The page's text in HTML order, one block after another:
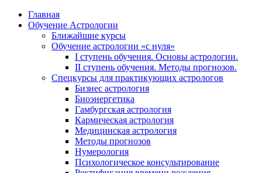
Главная
Обучение Астрологии
Ближайшие курсы
Обучение астрологии «с нуля»
I ступень обучения. Основы астрологии.
II ступень обучения. Методы прогнозов.
Спецкурсы для практикующих астрологов
Бизнес астрология
Биоэнергетика
Гамбургская астрология
Кармическая астрология
Медицинская астрология
Методы прогнозов
Нумерология
Психологическое консультирование